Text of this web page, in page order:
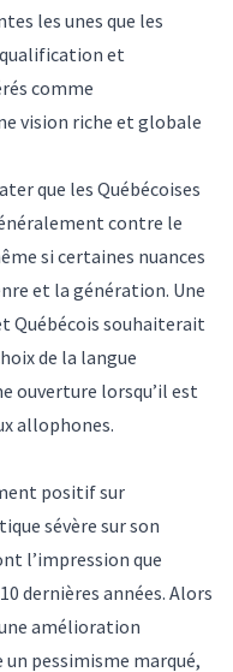
les unes que les
et
comme
vision riche et globale
que les Québécoises
contre le
si certaines nuances
et la génération. Une
Québécois souhaiterait
de la langue
ouverture lorsqu’il est
allophones.
positif sur
sévère sur son
l’impression que
dernières années. Alors
amélioration
un pessimisme marqué,